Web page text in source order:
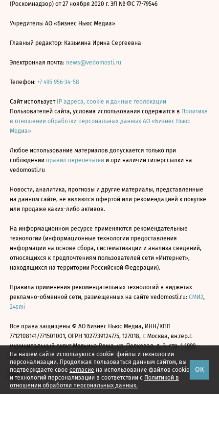
На нашем сайте используются cookie-файлы и технологии
персонализации. Продолжая пользоваться данным сайтом, вы
подтверждаете свое согласие на использование файлов cookie
и технологий персонализации в соответствии с Политикой в
отношении обработки персональных данных.
ОК
(Роскомнадзор) от 27 ноября 2020 г. ЭЛ № ФС 77-79546
Учредитель: АО «Бизнес Ньюс Медиа»
Главный редактор: Казьмина Ирина Сергеевна
Электронная почта: news@vedomosti.ru
Телефон: +7 495 956-34-58
Сайт использует IP адреса, cookie и данные геолокации
Пользователей сайта, условия использования содержатся в Политике
в отношении обработки персональных данных АО «Бизнес Ньюс
Медиа»
Любое использование материалов допускается только при
соблюдении правил перепечатки и при наличии гиперссылки на
vedomosti.ru
Новости, аналитика, прогнозы и другие материалы, представленные
на данном сайте, не являются офертой или рекомендацией к покупке
или продаже каких-либо активов.
На информационном ресурсе применяются рекомендательные
технологии (информационные технологии предоставления
информации на основе сбора, систематизации и анализа сведений,
относящихся к предпочтениям пользователей сети «Интернет»,
находящихся на территории Российской Федерации).
Правила применения рекомендательных технологий в виджетах
рекламно-обменной сети, размещенных на сайте vedomosti.ru: СМИ2,
24smi
Все права защищены © АО Бизнес Ньюс Медиа, ИНН/КПП
7712108141/771501001, ОГРН 1027739124775, 127018, г. Москва, вн.тер.г.
муниципальный округ Марьина Роща, ул. Полковая, д. 3, стр. 1 1999—
2026